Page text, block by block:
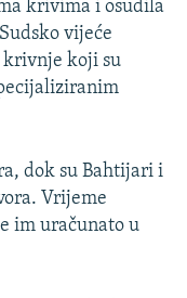
krivima i osudila
vijeće
krivnje koji su
dok su Bahtijari i
Vrijeme
im uračunato u